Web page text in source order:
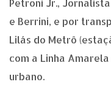
Petroni Jr.,
e Berrini, e por
Lilás do Metrô
com a Linha
urbano.